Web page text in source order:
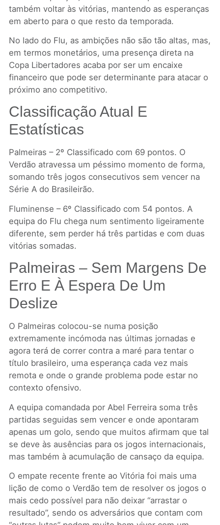
também voltar às vitórias, mantendo as esperanças
em aberto para o que resto da temporada.
No lado do Flu, as ambições não são tão altas, mas,
em termos monetários, uma presença direta na
Copa Libertadores acaba por ser um encaixe
financeiro que pode ser determinante para atacar o
próximo ano competitivo.
Classificação Atual E
Estatísticas
Palmeiras – 2º Classificado com 69 pontos. O
Verdão atravessa um péssimo momento de forma,
somando três jogos consecutivos sem vencer na
Série A do Brasileirão.
Fluminense – 6º Classificado com 54 pontos. A
equipa do Flu chega num sentimento ligeiramente
diferente, sem perder há três partidas e com duas
vitórias somadas.
Palmeiras – Sem Margens De
Erro E À Espera De Um
Deslize
O Palmeiras colocou-se numa posição
extremamente incómoda nas últimas jornadas e
agora terá de correr contra a maré para tentar o
título brasileiro, uma esperança cada vez mais
remota e onde o grande problema pode estar no
contexto ofensivo.
A equipa comandada por Abel Ferreira soma três
partidas seguidas sem vencer e onde apontaram
apenas um golo, sendo que muitos afirmam que tal
se deve às ausências para os jogos internacionais,
mas também à acumulação de cansaço da equipa.
O empate recente frente ao Vitória foi mais uma
lição de como o Verdão tem de resolver os jogos o
mais cedo possível para não deixar “arrastar o
resultado”, sendo os adversários que contam com